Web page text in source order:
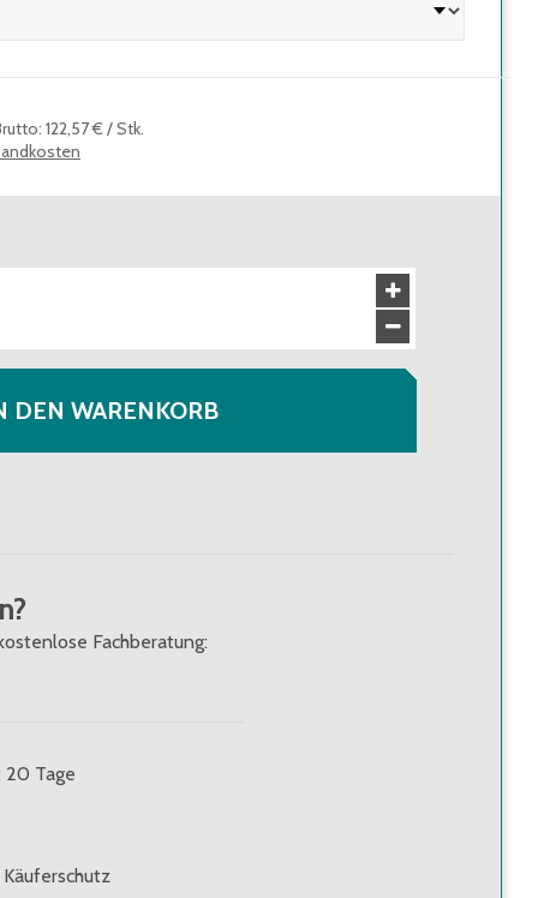
: 122,57 € /Stk.
DEN WARENKORB
Fachberatung:
20 Tage